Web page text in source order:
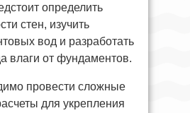
определить
стен, изучить
вод и разработать
влаги от фундаментов.
провести сложные
для укрепления